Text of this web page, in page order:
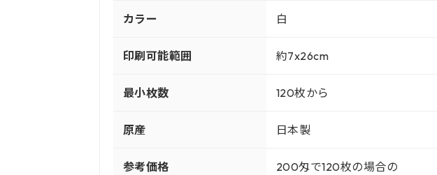
カラー 白
印刷可能範囲 約7x26cm
最小枚数 120枚から
原産 日本製
参考価格
200匁で120枚の場合の